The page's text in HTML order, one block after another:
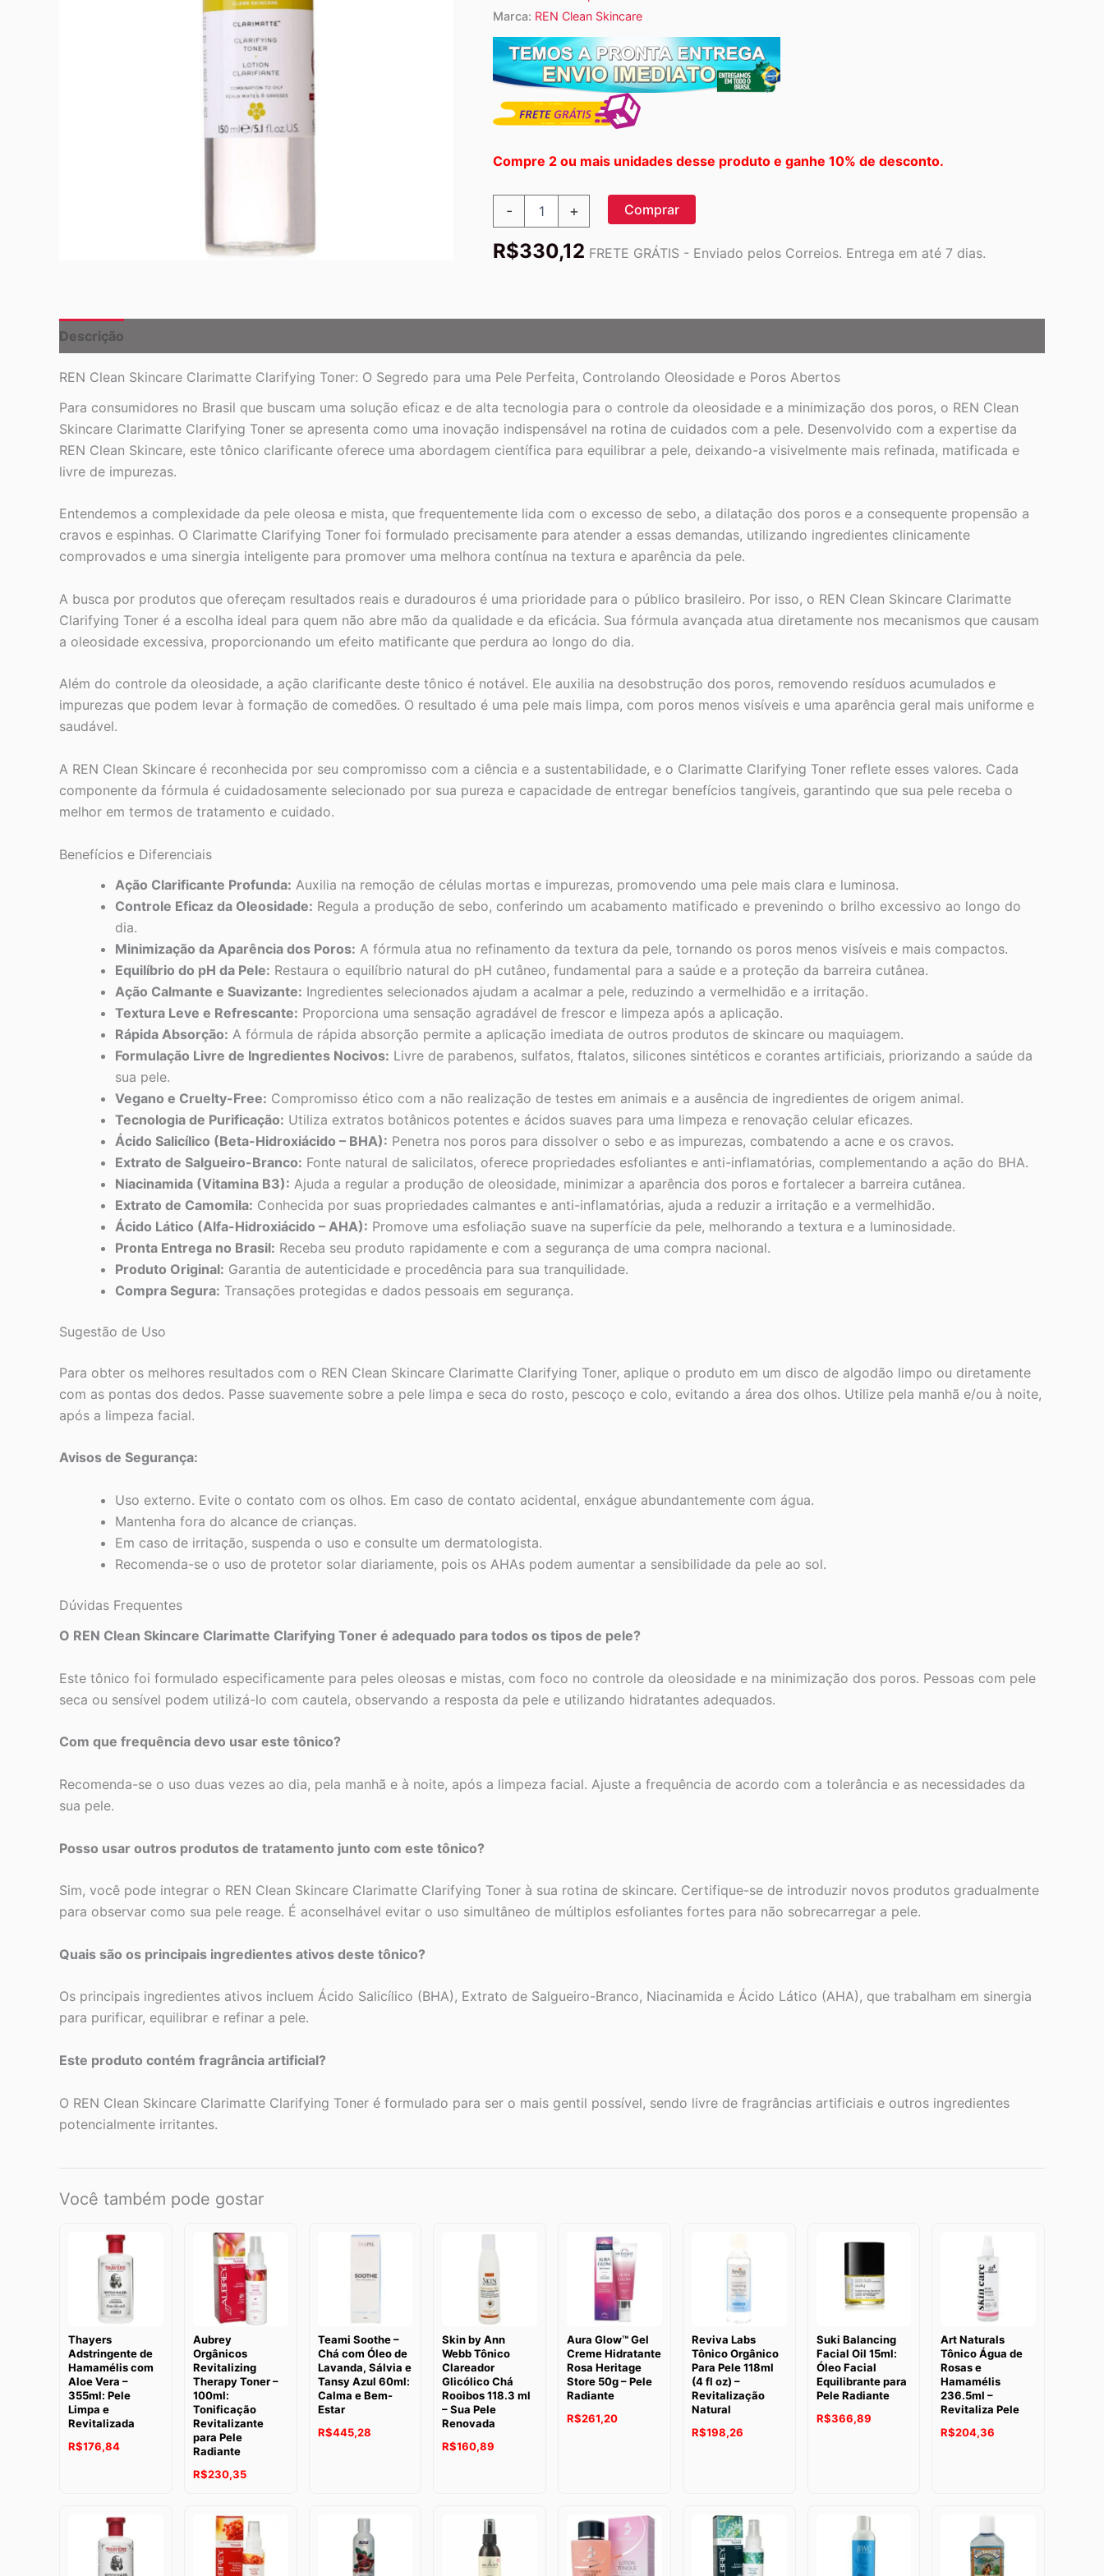
Marca: REN Clean Skincare
Compre 2 ou mais unidades desse produto e ganhe 10% de desconto.
-
Clarimatte
150ml
Oleosidade
Poros
quantidade
+ Comprar
R$330,12 FRETE GRÁTIS - Enviado pelos Correios. Entrega em até 7 dias.
Descrição
REN Clean Skincare Clarimatte Clarifying Toner: O Segredo para uma Pele Perfeita, Controlando Oleosidade e Poros Abertos
Para consumidores no Brasil que buscam uma solução eficaz e de alta tecnologia para o controle da oleosidade e a minimização dos poros, o REN Clean
Skincare Clarimatte Clarifying Toner se apresenta como uma inovação indispensável na rotina de cuidados com a pele. Desenvolvido com a expertise da
REN Clean Skincare, este tônico clarificante oferece uma abordagem científica para equilibrar a pele, deixando-a visivelmente mais refinada, matificada e
livre de impurezas.
Entendemos a complexidade da pele oleosa e mista, que frequentemente lida com o excesso de sebo, a dilatação dos poros e a consequente propensão a
cravos e espinhas. O Clarimatte Clarifying Toner foi formulado precisamente para atender a essas demandas, utilizando ingredientes clinicamente
comprovados e uma sinergia inteligente para promover uma melhora contínua na textura e aparência da pele.
A busca por produtos que ofereçam resultados reais e duradouros é uma prioridade para o público brasileiro. Por isso, o REN Clean Skincare Clarimatte
Clarifying Toner é a escolha ideal para quem não abre mão da qualidade e da eficácia. Sua fórmula avançada atua diretamente nos mecanismos que causam
a oleosidade excessiva, proporcionando um efeito matificante que perdura ao longo do dia.
Além do controle da oleosidade, a ação clarificante deste tônico é notável. Ele auxilia na desobstrução dos poros, removendo resíduos acumulados e
impurezas que podem levar à formação de comedões. O resultado é uma pele mais limpa, com poros menos visíveis e uma aparência geral mais uniforme e
saudável.
A REN Clean Skincare é reconhecida por seu compromisso com a ciência e a sustentabilidade, e o Clarimatte Clarifying Toner reflete esses valores. Cada
componente da fórmula é cuidadosamente selecionado por sua pureza e capacidade de entregar benefícios tangíveis, garantindo que sua pele receba o
melhor em termos de tratamento e cuidado.
Benefícios e Diferenciais
Ação Clarificante Profunda: Auxilia na remoção de células mortas e impurezas, promovendo uma pele mais clara e luminosa.
Controle Eficaz da Oleosidade: Regula a produção de sebo, conferindo um acabamento matificado e prevenindo o brilho excessivo ao longo do
dia.
Minimização da Aparência dos Poros: A fórmula atua no refinamento da textura da pele, tornando os poros menos visíveis e mais compactos.
Equilíbrio do pH da Pele: Restaura o equilíbrio natural do pH cutâneo, fundamental para a saúde e a proteção da barreira cutânea.
Ação Calmante e Suavizante: Ingredientes selecionados ajudam a acalmar a pele, reduzindo a vermelhidão e a irritação.
Textura Leve e Refrescante: Proporciona uma sensação agradável de frescor e limpeza após a aplicação.
Rápida Absorção: A fórmula de rápida absorção permite a aplicação imediata de outros produtos de skincare ou maquiagem.
Formulação Livre de Ingredientes Nocivos: Livre de parabenos, sulfatos, ftalatos, silicones sintéticos e corantes artificiais, priorizando a saúde da
sua pele.
Vegano e Cruelty-Free: Compromisso ético com a não realização de testes em animais e a ausência de ingredientes de origem animal.
Tecnologia de Purificação: Utiliza extratos botânicos potentes e ácidos suaves para uma limpeza e renovação celular eficazes.
Ácido Salicílico (Beta-Hidroxiácido – BHA): Penetra nos poros para dissolver o sebo e as impurezas, combatendo a acne e os cravos.
Extrato de Salgueiro-Branco: Fonte natural de salicilatos, oferece propriedades esfoliantes e anti-inflamatórias, complementando a ação do BHA.
Niacinamida (Vitamina B3): Ajuda a regular a produção de oleosidade, minimizar a aparência dos poros e fortalecer a barreira cutânea.
Extrato de Camomila: Conhecida por suas propriedades calmantes e anti-inflamatórias, ajuda a reduzir a irritação e a vermelhidão.
Ácido Lático (Alfa-Hidroxiácido – AHA): Promove uma esfoliação suave na superfície da pele, melhorando a textura e a luminosidade.
Pronta Entrega no Brasil: Receba seu produto rapidamente e com a segurança de uma compra nacional.
Produto Original: Garantia de autenticidade e procedência para sua tranquilidade.
Compra Segura: Transações protegidas e dados pessoais em segurança.
Sugestão de Uso
Para obter os melhores resultados com o REN Clean Skincare Clarimatte Clarifying Toner, aplique o produto em um disco de algodão limpo ou diretamente
com as pontas dos dedos. Passe suavemente sobre a pele limpa e seca do rosto, pescoço e colo, evitando a área dos olhos. Utilize pela manhã e/ou à noite,
após a limpeza facial.
Avisos de Segurança:
Uso externo. Evite o contato com os olhos. Em caso de contato acidental, enxágue abundantemente com água.
Mantenha fora do alcance de crianças.
Em caso de irritação, suspenda o uso e consulte um dermatologista.
Recomenda-se o uso de protetor solar diariamente, pois os AHAs podem aumentar a sensibilidade da pele ao sol.
Dúvidas Frequentes
O REN Clean Skincare Clarimatte Clarifying Toner é adequado para todos os tipos de pele?
Este tônico foi formulado especificamente para peles oleosas e mistas, com foco no controle da oleosidade e na minimização dos poros. Pessoas com pele
seca ou sensível podem utilizá-lo com cautela, observando a resposta da pele e utilizando hidratantes adequados.
Com que frequência devo usar este tônico?
Recomenda-se o uso duas vezes ao dia, pela manhã e à noite, após a limpeza facial. Ajuste a frequência de acordo com a tolerância e as necessidades da
sua pele.
Posso usar outros produtos de tratamento junto com este tônico?
Sim, você pode integrar o REN Clean Skincare Clarimatte Clarifying Toner à sua rotina de skincare. Certifique-se de introduzir novos produtos gradualmente
para observar como sua pele reage. É aconselhável evitar o uso simultâneo de múltiplos esfoliantes fortes para não sobrecarregar a pele.
Quais são os principais ingredientes ativos deste tônico?
Os principais ingredientes ativos incluem Ácido Salicílico (BHA), Extrato de Salgueiro-Branco, Niacinamida e Ácido Lático (AHA), que trabalham em sinergia
para purificar, equilibrar e refinar a pele.
Este produto contém fragrância artificial?
O REN Clean Skincare Clarimatte Clarifying Toner é formulado para ser o mais gentil possível, sendo livre de fragrâncias artificiais e outros ingredientes
potencialmente irritantes.
Você também pode gostar
Thayers
Adstringente de
Hamamélis com
Aloe Vera –
355ml: Pele
Limpa e
Revitalizada
R$176,84
Aubrey
Orgânicos
Revitalizing
Therapy Toner –
100ml:
Tonificação
Revitalizante
para Pele
Radiante
R$230,35
Teami Soothe –
Chá com Óleo de
Lavanda, Sálvia e
Tansy Azul 60ml:
Calma e Bem-
Estar
R$445,28
Skin by Ann
Webb Tônico
Clareador
Glicólico Chá
Rooibos 118.3 ml
– Sua Pele
Renovada
R$160,89
Aura Glow™ Gel
Creme Hidratante
Rosa Heritage
Store 50g – Pele
Radiante
R$261,20
Reviva Labs
Tônico Orgânico
Para Pele 118ml
(4 fl oz) –
Revitalização
Natural
R$198,26
Suki Balancing
Facial Oil 15ml:
Óleo Facial
Equilibrante para
Pele Radiante
R$366,89
Art Naturals
Tônico Água de
Rosas e
Hamamélis
236.5ml –
Revitaliza Pele
R$204,36